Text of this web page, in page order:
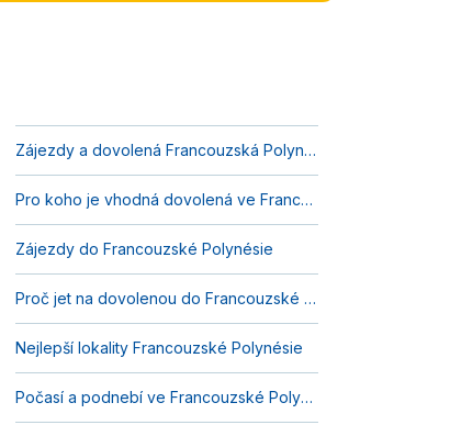
Zájezdy a dovolená Francouzská Polynésie 2026
Pro koho je vhodná dovolená ve Francouzské Polynésii?
Zájezdy do Francouzské Polynésie
Proč jet na dovolenou do Francouzské Polynésie?
Nejlepší lokality Francouzské Polynésie
Počasí a podnebí ve Francouzské Polynésii